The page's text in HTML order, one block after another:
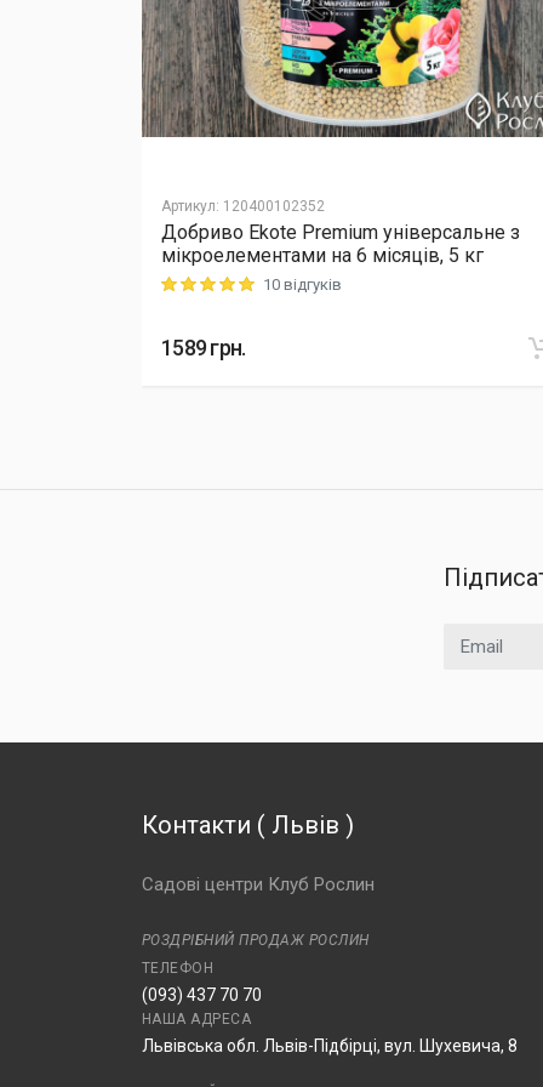
Артикул: 120400102352
Добриво Еkote Premium універсальне з
мікроелементами на 6 місяців, 5 кг
Rating: 5 out of 510 відгуків
1589грн.
Email
Контакти ( Львів )
Садові центри Клуб Рослин
РОЗДРІБНИЙ ПРОДАЖ РОСЛИН
ТЕЛЕФОН
(093) 437 70 70
НАША АДРЕСА
Львівська обл. Львів-Підбірці, вул. Шухевича, 8